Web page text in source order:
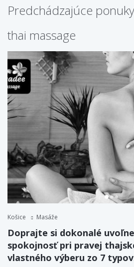
Predchádzajúce
thai massage
Košice Masáže
Doprajte si dokonalé
spokojnosť pri pravej
vlastného výberu zo 7